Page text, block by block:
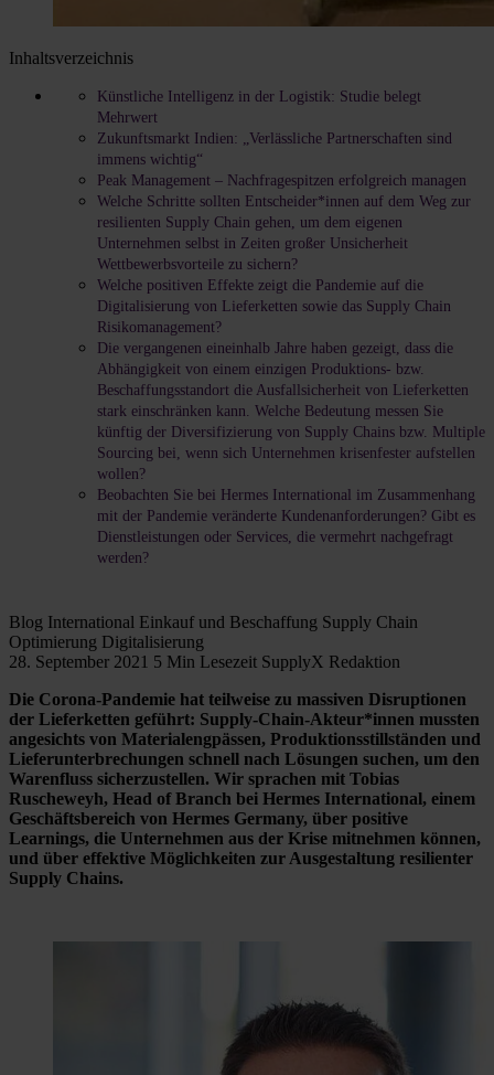
Inhaltsverzeichnis
Künstliche Intelligenz in der Logistik: Studie belegt
Mehrwert
Zukunftsmarkt Indien: „Verlässliche Partnerschaften sind
immens wichtig“
Peak Management – Nachfragespitzen erfolgreich managen
Welche Schritte sollten Entscheider*innen auf dem Weg zur
resilienten Supply Chain gehen, um dem eigenen
Unternehmen selbst in Zeiten großer Unsicherheit
Wettbewerbsvorteile zu sichern?
Welche positiven Effekte zeigt die Pandemie auf die
Digitalisierung von Lieferketten sowie das Supply Chain
Risikomanagement?
Die vergangenen eineinhalb Jahre haben gezeigt, dass die
Abhängigkeit von einem einzigen Produktions- bzw.
Beschaffungsstandort die Ausfallsicherheit von Lieferketten
stark einschränken kann. Welche Bedeutung messen Sie
künftig der Diversifizierung von Supply Chains bzw. Multiple
Sourcing bei, wenn sich Unternehmen krisenfester aufstellen
wollen?
Beobachten Sie bei Hermes International im Zusammenhang
mit der Pandemie veränderte Kundenanforderungen? Gibt es
Dienstleistungen oder Services, die vermehrt nachgefragt
werden?
Blog International Einkauf und Beschaffung Supply Chain
Optimierung Digitalisierung
28. September 2021 5 Min Lesezeit SupplyX Redaktion
Die Corona-Pandemie hat teilweise zu massiven Disruptionen
der Lieferketten geführt: Supply-Chain-Akteur*innen mussten
angesichts von Materialengpässen, Produktionsstillständen und
Lieferunterbrechungen schnell nach Lösungen suchen, um den
Warenfluss sicherzustellen. Wir sprachen mit Tobias
Ruscheweyh, Head of Branch bei Hermes International, einem
Geschäftsbereich von Hermes Germany, über positive
Learnings, die Unternehmen aus der Krise mitnehmen können,
und über effektive Möglichkeiten zur Ausgestaltung resilienter
Supply Chains.